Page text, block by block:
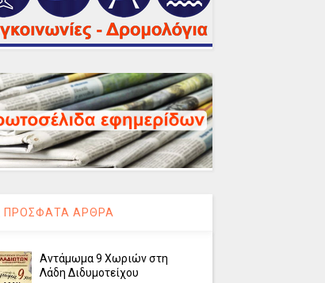
ΠΡΟΣΦΑΤΑ ΑΡΘΡΑ
Αντάμωμα 9 Χωριών στη
Λάδη Διδυμοτείχου